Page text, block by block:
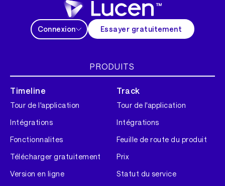
Connexion Essayer gratuitement
PRODUITS
Timeline
Tour de l'application
Intégrations
Fonctionnalites
Télécharger gratuitement
Version en ligne
Track
Tour de l'application
Intégrations
Feuille de route du produit
Prix
Statut du service